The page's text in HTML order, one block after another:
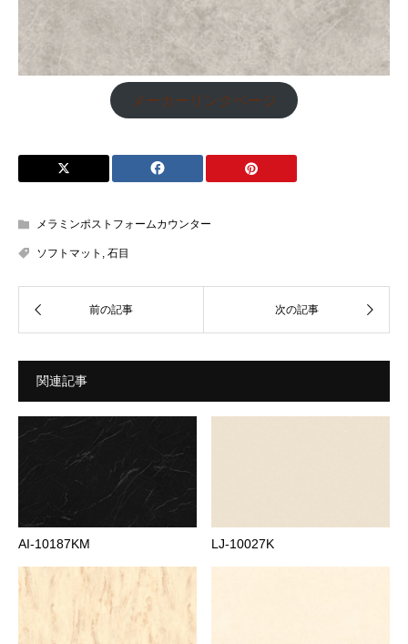
メーカーリンクページ
メラミンポストフォームカウンター
ソフトマット , 石目
関連記事
AI-10187KM LJ-10027K